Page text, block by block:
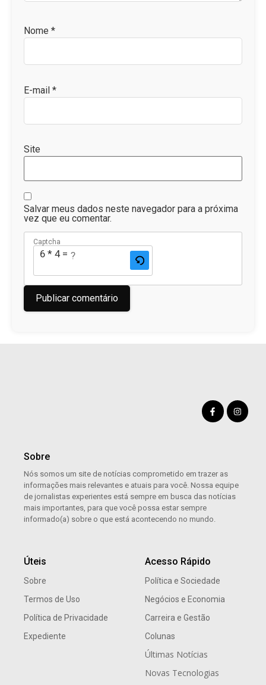
Nome *
E-mail *
Site
Salvar meus dados neste navegador para a próxima
vez que eu comentar.
Captcha
6 * 4 = ?
Sobre
Nós somos um site de notícias comprometido em trazer as
informações mais relevantes e atuais para você. Nossa equipe
de jornalistas experientes está sempre em busca das notícias
mais importantes, para que você possa estar sempre
informado(a) sobre o que está acontecendo no mundo.
Úteis
Sobre
Termos de Uso
Política de Privacidade
Expediente
Acesso Rápido
Política e Sociedade
Negócios e Economia
Carreira e Gestão
Colunas
Últimas Notícias
Novas Tecnologias